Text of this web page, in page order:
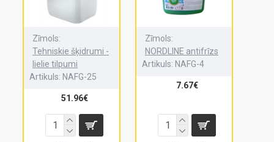
Zīmols:
Tehniskie šķidrumi -
lielie tilpumi
Artikuls: NAFG-25
51.96€
Zīmols:
NORDLINE antifrīzs
Artikuls: NAFG-4
7.67€